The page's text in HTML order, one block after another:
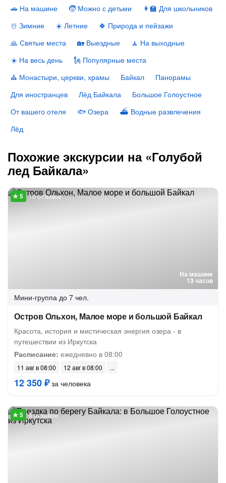
🚗 На машине 🧒 Можно с детьми
👩‍🏫 Для школьников
☃️ Зимние
☀️ Летние
🍀 Природа и пейзажи
🙏 Святые места
🏡 Выездные
🧘 На выходные
☀️ На весь день
🗽 Популярные места
⛪️ Монастыри, церкви, храмы
Байкал
Панорамы
Для иностранцев
Лёд Байкала
Большое Голоустное
От вашего отеля
🐟 Озера
⛴ Водные развлечения
Лёд
Похожие экскурсии на «Голубой
лед Байкала»
На машине
13 часов
10 отзывов
Мини-группа до 7 чел.
Остров Ольхон, Малое море и большой Байкал
Красота, история и мистическая энергия озера - в
путешествии из Иркутска
Расписание: ежедневно в 08:00
11 авг в 08:00 12 авг в 08:00
12 350 ₽за человека
5 отзывов